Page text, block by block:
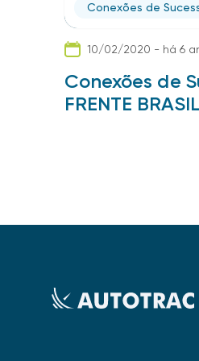
Conexões de
10/02/2020 - há 6
Conexões de
FRENTE BRASIL